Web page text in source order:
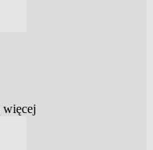
więcej